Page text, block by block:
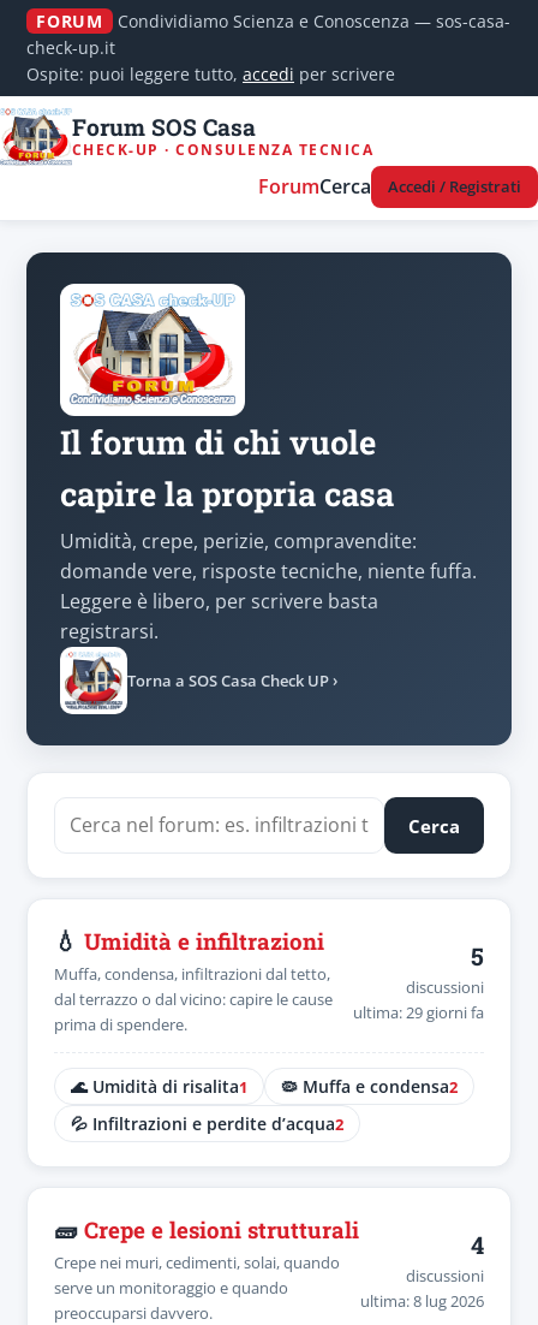
FORUM
Condividiamo Scienza e Conoscenza — sos-casa-
check-up.it
Ospite: puoi leggere tutto, accedi per scrivere
Forum SOS Casa
CHECK-UP · CONSULENZA TECNICA
ForumCerca Accedi / Registrati
Il forum di chi vuole
capire la propria casa
Umidità, crepe, perizie, compravendite:
domande vere, risposte tecniche, niente fuffa.
Leggere è libero, per scrivere basta
registrarsi.
Torna a SOS Casa Check UP ›
Cerca
💧 Umidità e infiltrazioni
Muffa, condensa, infiltrazioni dal tetto,
dal terrazzo o dal vicino: capire le cause
prima di spendere.
5
discussioni
ultima: 29 giorni fa
🌊 Umidità di risalita1 🦠 Muffa e condensa2
💦 Infiltrazioni e perdite d’acqua2
🧱 Crepe e lesioni strutturali
Crepe nei muri, cedimenti, solai, quando
serve un monitoraggio e quando
preoccuparsi davvero.
4
discussioni
ultima: 8 lug 2026